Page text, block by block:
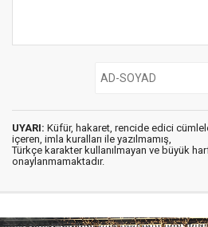
UYARI: Küfür, hakaret, rencide edici
içeren, imla kuralları ile yazılmamış,
Türkçe karakter kullanılmayan ve büyük
onaylanmamaktadır.